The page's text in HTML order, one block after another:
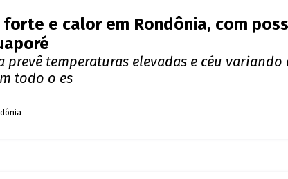
e calor em Rondônia, com
prevê temperaturas elevadas e céu variando
todo o es